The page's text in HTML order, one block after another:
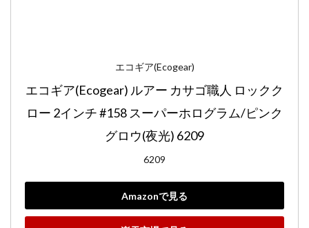
エコギア(Ecogear)
エコギア(Ecogear) ルアー カサゴ職人 ロックク
ロー 2インチ #158 スーパーホログラム/ピンク
グロウ(夜光) 6209
6209
Amazonで見る